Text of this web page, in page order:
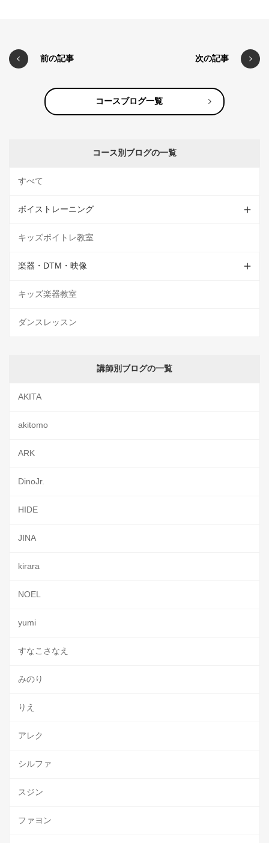
前の記事 次の記事
コースブログ一覧
コース別ブログの一覧
すべて
ボイストレーニング
キッズボイトレ教室
楽器・DTM・映像
キッズ楽器教室
ダンスレッスン
講師別ブログの一覧
AKITA
akitomo
ARK
DinoJr.
HIDE
JINA
kirara
NOEL
yumi
すなこさなえ
みのり
りえ
アレク
シルファ
スジン
ファヨン